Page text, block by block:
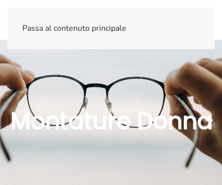
Passa al contenuto principale
Montature Donna